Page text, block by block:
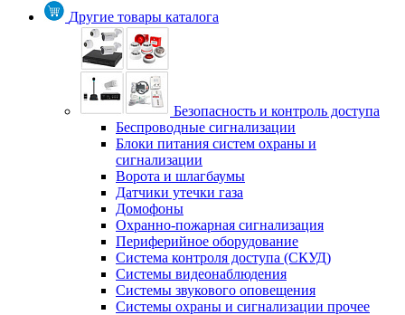
Другие товары каталога
Безопасность и контроль доступа
Беспроводные сигнализации
Блоки питания систем охраны и
сигнализации
Ворота и шлагбаумы
Датчики утечки газа
Домофоны
Охранно-пожарная сигнализация
Периферийное оборудование
Система контроля доступа (СКУД)
Системы видеонаблюдения
Системы звукового оповещения
Системы охраны и сигнализации прочее